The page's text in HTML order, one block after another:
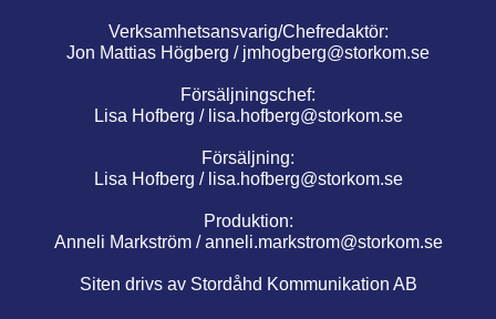
Verksamhetsansvarig/Chefredaktör:
Jon Mattias Högberg / jmhogberg@storkom.se
Försäljningschef:
Lisa Hofberg / lisa.hofberg@storkom.se
Försäljning:
Lisa Hofberg / lisa.hofberg@storkom.se
Produktion:
Anneli Markström /anneli.markstrom@storkom.se
Siten drivs av Stordåhd Kommunikation AB